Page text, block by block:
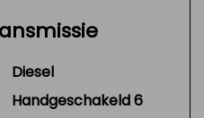
Diesel
Handgeschakeld 6